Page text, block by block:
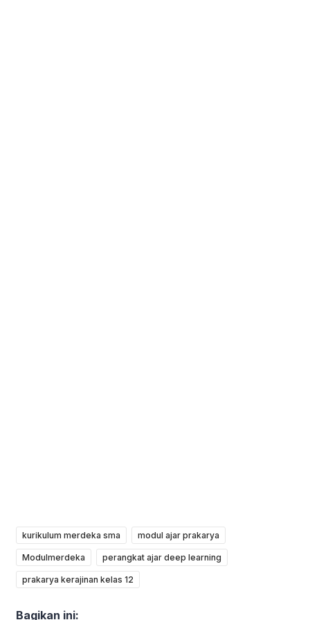
kurikulum merdeka sma modul ajar prakarya
Modulmerdeka perangkat ajar deep learning
prakarya kerajinan kelas 12
Bagikan ini: